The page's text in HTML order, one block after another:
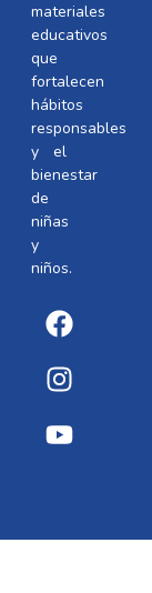
materiales
educativos
que
fortalecen
hábitos
responsables
y el
bienestar
de
niñas
y
niños.